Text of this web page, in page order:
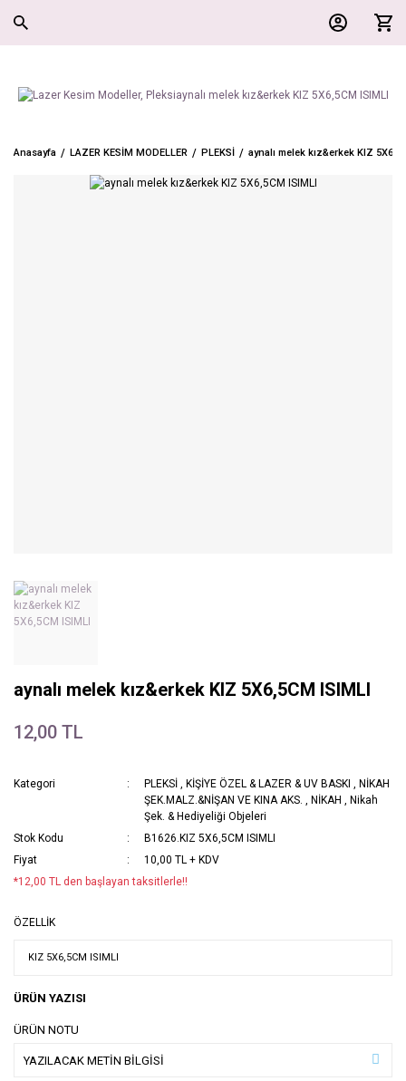
Anasayfa LAZER KESİM MODELLER PLEKSİ aynalı melek kız&erkek KIZ
aynalı melek kız&erkek KIZ 5X6,5CM ISIMLI
12,00 TL
Kategori PLEKSİ , KİŞİYE ÖZEL & LAZER & UV BASKI , NİKAH
ŞEK.MALZ.&NİŞAN VE KINA AKS. , NİKAH , Nikah
Şek. & Hediyeliği Objeleri
Stok Kodu
B1626.KIZ 5X6,5CM ISIMLI
Fiyat
10,00 TL + KDV
*12,00 TL den başlayan taksitlerle!!
ÖZELLİK
ÜRÜN YAZISI
ÜRÜN NOTU